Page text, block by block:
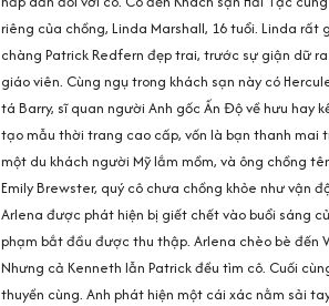
riêng của chồng, Linda Marshall, 16 tuổi. Linda
chàng Patrick Redfern đẹp trai, trước sự giận dữ
giáo viên. Cùng ngụ trong khách sạn này có
tá Barry, sĩ quan người Anh gốc Ấn Độ về hưu hay
tạo mẫu thời trang cao cấp, vốn là bạn thanh mai
một du khách người Mỹ lắm mồm, và ông chồng
Emily Brewster, quý cô chưa chồng khỏe như vận
Arlena được phát hiện bị giết chết vào buổi sáng
phạm bắt đầu được thu thập. Arlena chèo bè đến
Nhưng cả Kenneth lẫn Patrick đều tìm cô. Cuối
thuyền cùng. Anh phát hiện một cái xác nằm sải